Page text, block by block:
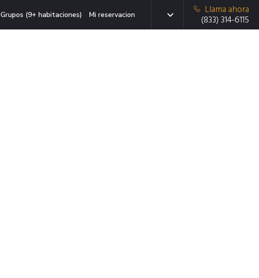
Grupos (9+ habitaciones) Mi reservacion
Llama ahora
(833) 314-6115